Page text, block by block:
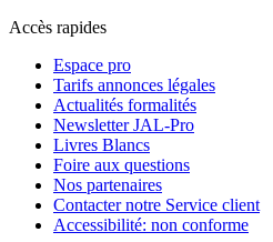
Accès rapides
Espace pro
Tarifs annonces légales
Actualités formalités
Newsletter JAL-Pro
Livres Blancs
Foire aux questions
Nos partenaires
Contacter notre Service client
Accessibilité: non conforme